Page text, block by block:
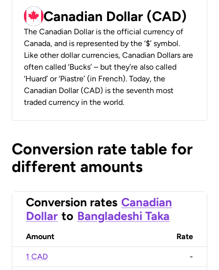
Canadian Dollar (CAD)
The Canadian Dollar is the official currency of
Canada, and is represented by the ‘$’ symbol.
Like other dollar currencies, Canadian Dollars are
often called ‘Bucks’ – but they’re also called
‘Huard’ or ‘Piastre’ (in French). Today, the
Canadian Dollar (CAD) is the seventh most
traded currency in the world.
Conversion rate table for
different amounts
Conversion rates Canadian
Dollar to Bangladeshi Taka
Amount Rate
1 CAD -